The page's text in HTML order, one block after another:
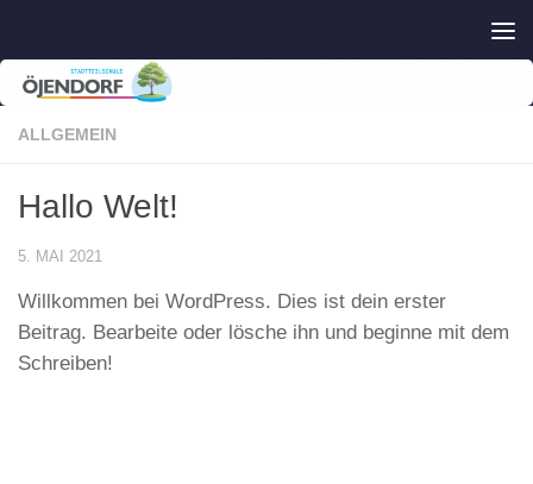
ALLGEMEIN
Hallo Welt!
5. MAI 2021
Willkommen bei WordPress. Dies ist dein erster
Beitrag. Bearbeite oder lösche ihn und beginne mit dem
Schreiben!